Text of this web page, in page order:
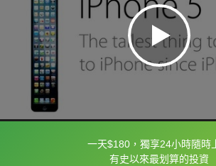
一天$180，獨享24小時隨時
有史以來最划算的投資
框選或點兩下字幕可以直接查